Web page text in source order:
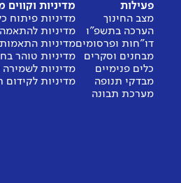
פעילות
מצב החינוך
הערכה בתשפ"ו
דו"חות ופרסומים
מבחנים וסקרים
כלים פנימיים
מבדקי תנופה
מערכת תבונה
מדיניות וקווים
מדיניות פיתוח
מדיניות
מדיניות התאמות
מדיניות טוהר
מדיניות
מדיניות